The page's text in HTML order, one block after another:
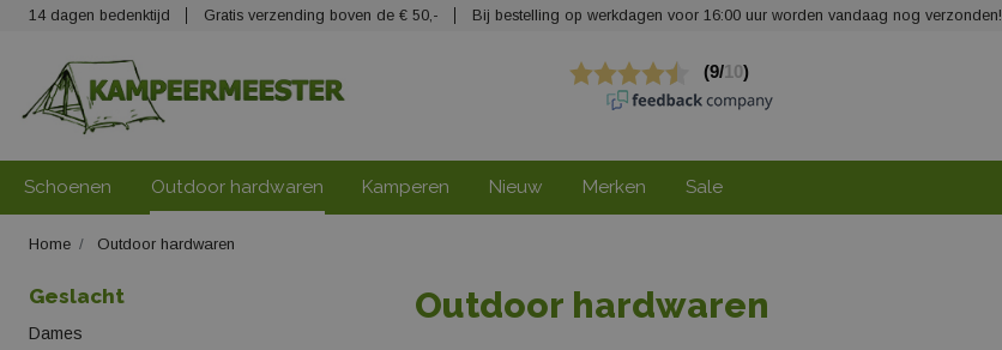
14 dagen bedenktijd Gratis verzending boven de € 50,- Bij bestelling op werkdagen voor 16:00 uur worden vandaag nog verzonden!
Schoenen Outdoor hardwaren Kamperen Nieuw Merken Sale
Home Outdoor hardwaren
Geslacht
Dames
Outdoor hardwaren